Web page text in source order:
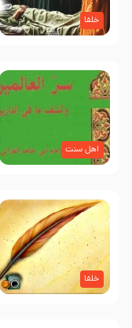
خلفا
اهل سنت
خلفا